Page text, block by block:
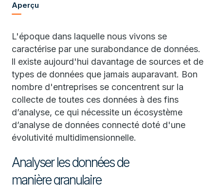
Aperçu
L'époque dans laquelle nous vivons se
caractérise par une surabondance de données.
ll existe aujourd'hui davantage de sources et de
types de données que jamais auparavant. Bon
nombre d'entreprises se concentrent sur la
collecte de toutes ces données à des fins
d’analyse, ce qui nécessite un écosystème
d’analyse de données connecté doté d'une
évolutivité multidimensionnelle.
Analyser les données de
manière granulaire